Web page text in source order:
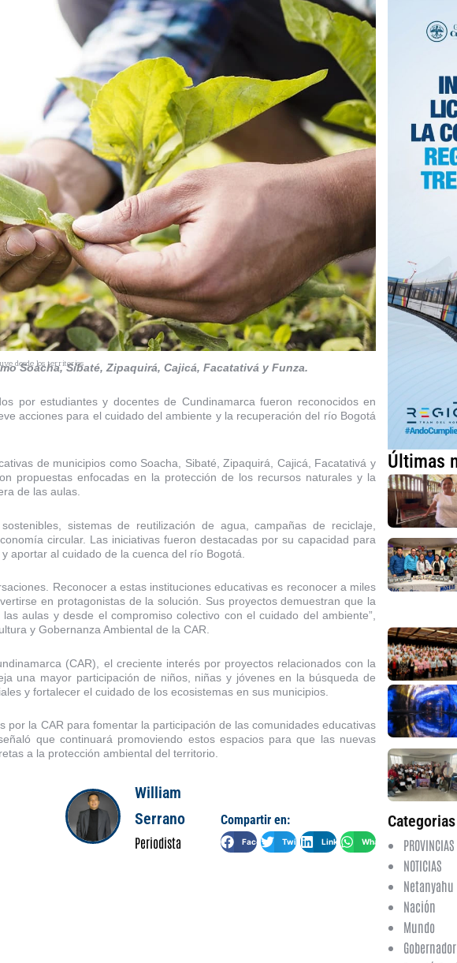
desde los territorios
Soacha, Sibaté, Zipaquirá, Cajicá, Facatativá y Funza.
por estudiantes y docentes de Cundinamarca fueron reconocidos en
acciones para el cuidado del ambiente y la recuperación del río Bogotá
de municipios como Soacha, Sibaté, Zipaquirá, Cajicá, Facatativá y
propuestas enfocadas en la protección de los recursos naturales y la
de las aulas.
sistemas de reutilización de agua, campañas de reciclaje,
circular. Las iniciativas fueron destacadas por su capacidad para
aportar al cuidado de la cuenca del río Bogotá.
Reconocer a estas instituciones educativas es reconocer a miles
en protagonistas de la solución. Sus proyectos demuestran que la
aulas y desde el compromiso colectivo con el cuidado del ambiente”,
y Gobernanza Ambiental de la CAR.
(CAR), el creciente interés por proyectos relacionados con la
una mayor participación de niños, niñas y jóvenes en la búsqueda de
y fortalecer el cuidado de los ecosistemas en sus municipios.
por la CAR para fomentar la participación de las comunidades educativas
que continuará promoviendo estos espacios para que las nuevas
a la protección ambiental del territorio.
William
Serrano
Periodista
Compartir en:
Facebook Twitter LinkedIn WhatsApp
Últimas
Categorias
PROVINCIAS
NOTICIAS
Netanyahu
Nación
Mundo
Gobernador